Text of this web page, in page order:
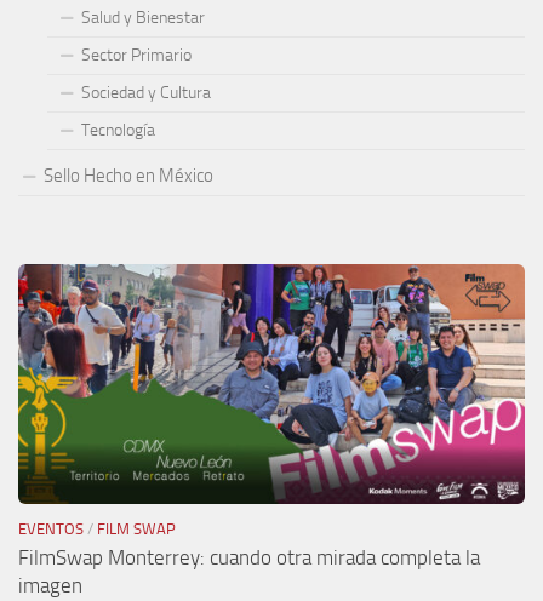
Salud y Bienestar
Sector Primario
Sociedad y Cultura
Tecnología
Sello Hecho en México
EVENTOS / FILM SWAP
FilmSwap Monterrey: cuando otra mirada completa la
imagen